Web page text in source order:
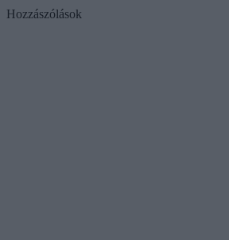
Hozzászólások